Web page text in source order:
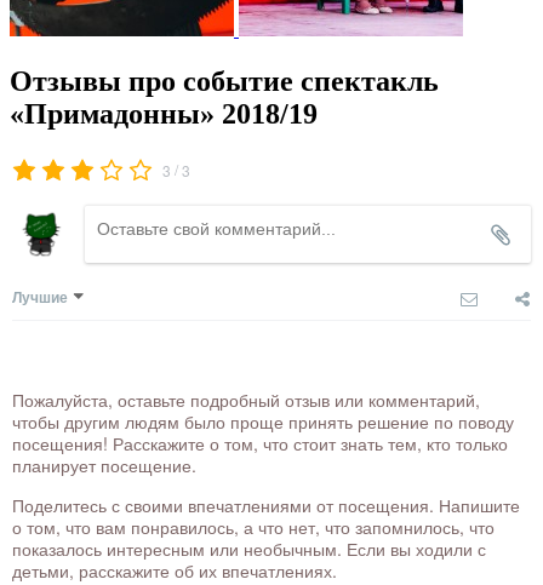
Отзывы про событие спектакль
«Примадонны» 2018/19
3 /3
Лучшие
Пожалуйста, оставьте подробный отзыв или комментарий,
чтобы другим людям было проще принять решение по поводу
посещения! Расскажите о том, что стоит знать тем, кто только
планирует посещение.
Поделитесь с своими впечатлениями от посещения. Напишите
о том, что вам понравилось, а что нет, что запомнилось, что
показалось интересным или необычным. Если вы ходили с
детьми, расскажите об их впечатлениях.